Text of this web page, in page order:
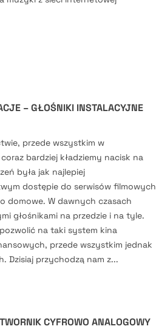
– GŁOŚNIKI INSTALACYJNE
przede wszystkim w
bardziej kładziemy nacisk na
była jak najlepiej
dostępie do serwisów filmowych
domowe. W dawnych czasach
głośnikami na przedzie i na tyle.
na taki system kina
przede wszystkim jednak
Dzisiaj przychodzą nam z...
CYFROWO ANALOGOWY